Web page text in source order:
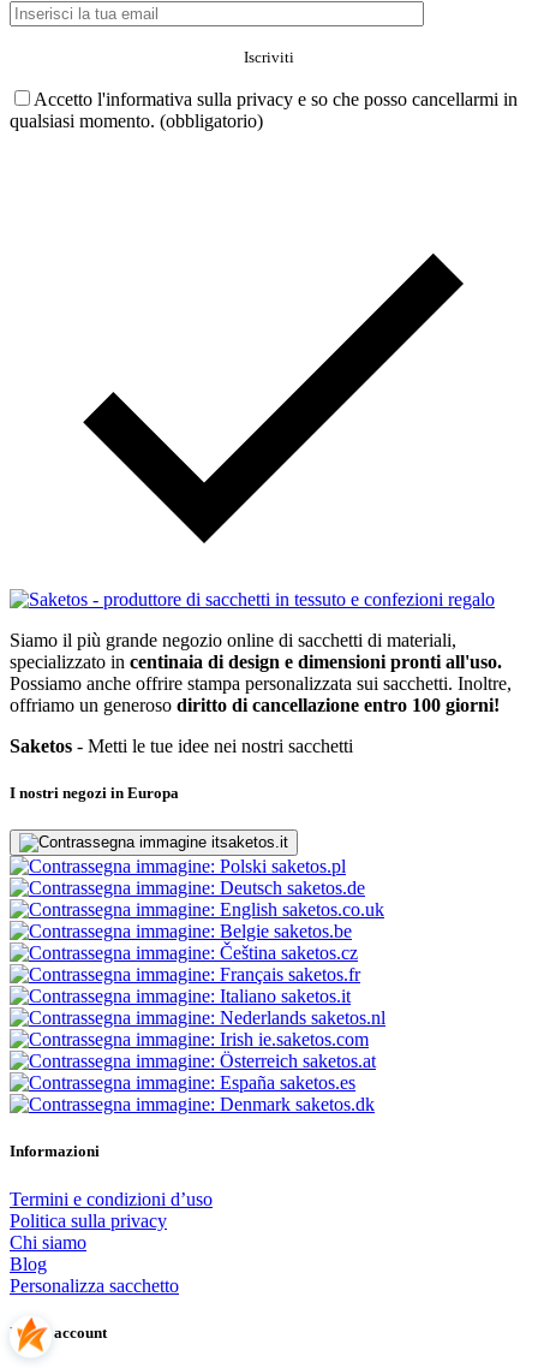
Accetto l'informativa sulla privacy e so che posso cancellarmi in
qualsiasi momento. (obbligatorio)
Siamo il più grande negozio online di sacchetti di materiali,
specializzato in centinaia di design e dimensioni pronti all'uso.
Possiamo anche offrire stampa personalizzata sui sacchetti. Inoltre,
offriamo un generoso diritto di cancellazione entro 100 giorni!
Saketos - Metti le tue idee nei nostri sacchetti
I nostri negozi in Europa
saketos.it
saketos.pl
saketos.de
saketos.co.uk
saketos.be
saketos.cz
saketos.fr
saketos.it
saketos.nl
ie.saketos.com
saketos.at
saketos.es
saketos.dk
Informazioni
Termini e condizioni d’uso
Politica sulla privacy
Chi siamo
Blog
Personalizza sacchetto
Il mio account